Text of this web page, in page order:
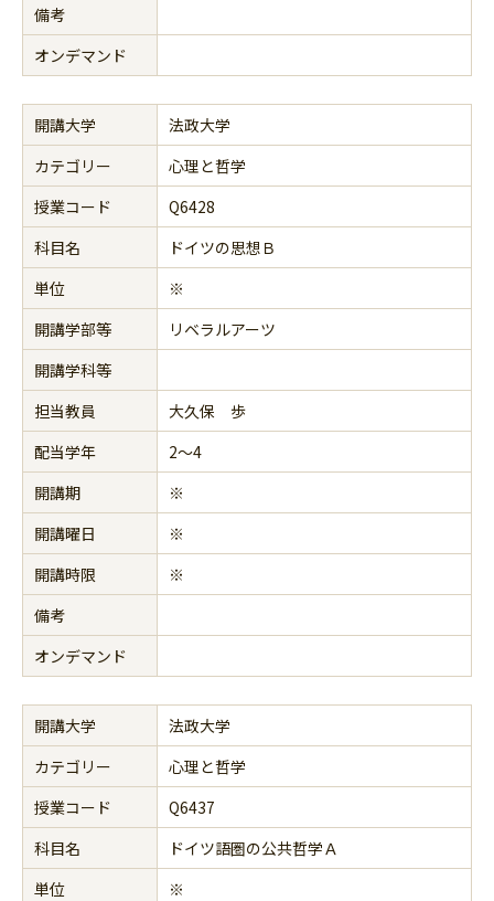
備考
オンデマンド
開講大学
法政大学
カテゴリー
心理と哲学
授業コード
Q6428
科目名
ドイツの思想Ｂ
単位
※
開講学部等
リベラルアーツ
開講学科等
担当教員
大久保 歩
配当学年
2～4
開講期
※
開講曜日
※
開講時限
※
備考
オンデマンド
開講大学
法政大学
カテゴリー
心理と哲学
授業コード
Q6437
科目名
ドイツ語圏の公共哲学Ａ
単位
※